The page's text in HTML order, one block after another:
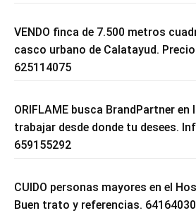
VENDO finca de 7.500 metros
casco urbano de Calatayud.
625114075
ORIFLAME busca BrandPartner
trabajar desde donde tu desees.
659155292
CUIDO personas mayores en el
Buen trato y referencias.